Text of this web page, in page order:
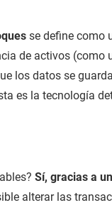
se define como
de activos (como
los datos se
es la tecnología
Sí, gracias a
alterar las